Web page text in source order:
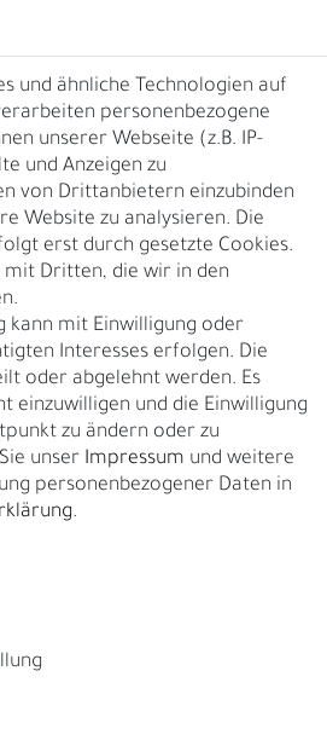
an unser Service-Team.
93053 Regensburg, Nelkenweg 3b
und ähnliche Technologien auf
personenbezogene
unserer Webseite (z.B. IP-
und Anzeigen zu
von Drittanbietern einzubinden
Website zu analysieren. Die
erst durch gesetzte Cookies.
Dritten, die wir in den
kann mit Einwilligung oder
Interesses erfolgen. Die
oder abgelehnt werden. Es
einzuwilligen und die Einwilligung
zu ändern oder zu
unser Impressum und weitere
personenbezogener Daten in
.